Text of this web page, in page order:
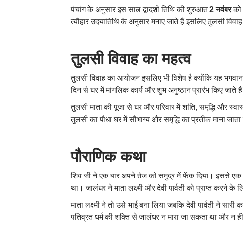
पंचांग के अनुसार इस साल द्वादशी तिथि की शुरुआत2 नवंबरको
त्यौहार उदयातिथि के अनुसार मनाए जाते हैं इसलिए तुलसी
तुलसी विवाह का महत्व
तुलसी विवाह का आयोजन इसलिए भी विशेष है क्योंकि यह
दिन से घर में मांगलिक कार्य और शुभ अनुष्ठान प्रारंभ किए जाते
तुलसी माता की पूजा से घर और परिवार में शांति, समृद्धि और
तुलसी का पौधा घर में सौभाग्य और समृद्धि का प्रतीक माना जाता
पौराणिक कथा
शिव जी ने एक बार अपने तेज को समुद्र में फेंक दिया। इससे एक
था। जालंधर ने माता लक्ष्मी और देवी पार्वती को प्राप्त करने
माता लक्ष्मी ने तो उसे भाई बना लिया जबकि देवी पार्वती ने
पतिव्रत धर्म की शक्ति से जालंधर न मारा जा सकता था और न